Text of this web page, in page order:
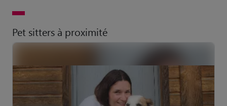
Pet sitters à proximité